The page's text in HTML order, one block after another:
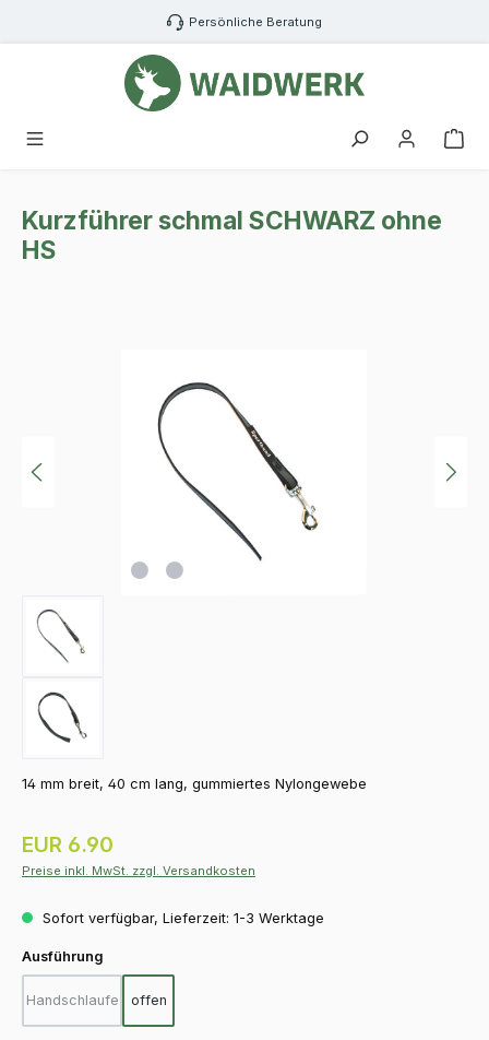
Zum Hauptinhalt springen Persönliche Beratung
Kurzführer schmal SCHWARZ ohne
HS
14 mm breit, 40 cm lang, gummiertes Nylongewebe
Regulärer Preis:
EUR 6.90
Preise inkl. MwSt. zzgl. Versandkosten
Sofort verfügbar, Lieferzeit: 1-3 Werktage
Ausführung
Handschlaufe
(Diese Option ist zurzeit nicht verfügbar.)
offen